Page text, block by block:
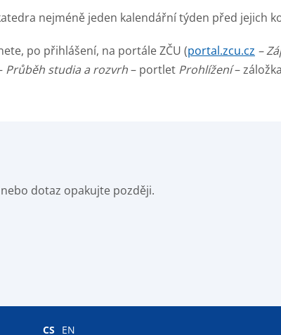
nejméně jeden kalendářní týden před jejich
po přihlášení, na portále ZČU (portal.zcu.cz –
Průběh studia a rozvrh– portlet Prohlížení– záložka
dotaz opakujte později.
CS EN